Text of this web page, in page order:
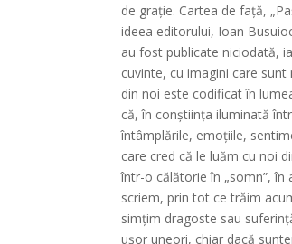
de graţie. Cartea de față,
ideea editorului, Ioan
au fost publicate niciodată,
cuvinte, cu imagini care
din noi este codificat în
că, în conștiința iluminată
întâmplările, emoțiile,
care cred că le luăm cu noi
într-o călătorie în „somn”,
scriem, prin tot ce trăim
simțim dragoste sau
ușor uneori, chiar dacă